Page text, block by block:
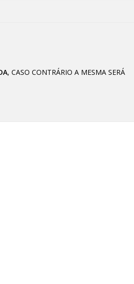
, CASO CONTRÁRIO A MESMA SERÁ